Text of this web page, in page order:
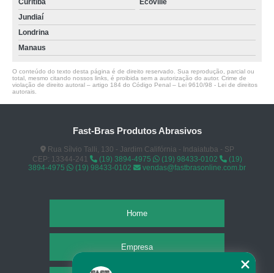
Curitiba
Ecoville
Jundiaí
Londrina
Manaus
O conteúdo do texto desta página é de direito reservado. Sua reprodução, parcial ou
total, mesmo citando nossos links, é proibida sem a autorização do autor. Crime de
violação de direito autoral – artigo 184 do Código Penal – Lei 9610/98 - Lei de direitos
autorais
Fast-Bras Produtos Abrasivos
Rua Sílvio Talli, 130 - Jardim Califórnia - Indaiatuba - SP
CEP: 13344-241
(19) 3894-4975 (19) 98433-0102
(19)
3894-4975
(19) 98433-0102 vendas@fastbrasonline.com.br
Home
Empresa